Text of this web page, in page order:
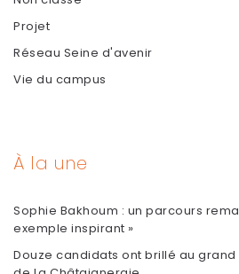
Projet
Réseau Seine d'avenir
Vie du campus
À la une
Sophie Bakhoum : un parcours
exemple inspirant »
Douze candidats ont brillé au